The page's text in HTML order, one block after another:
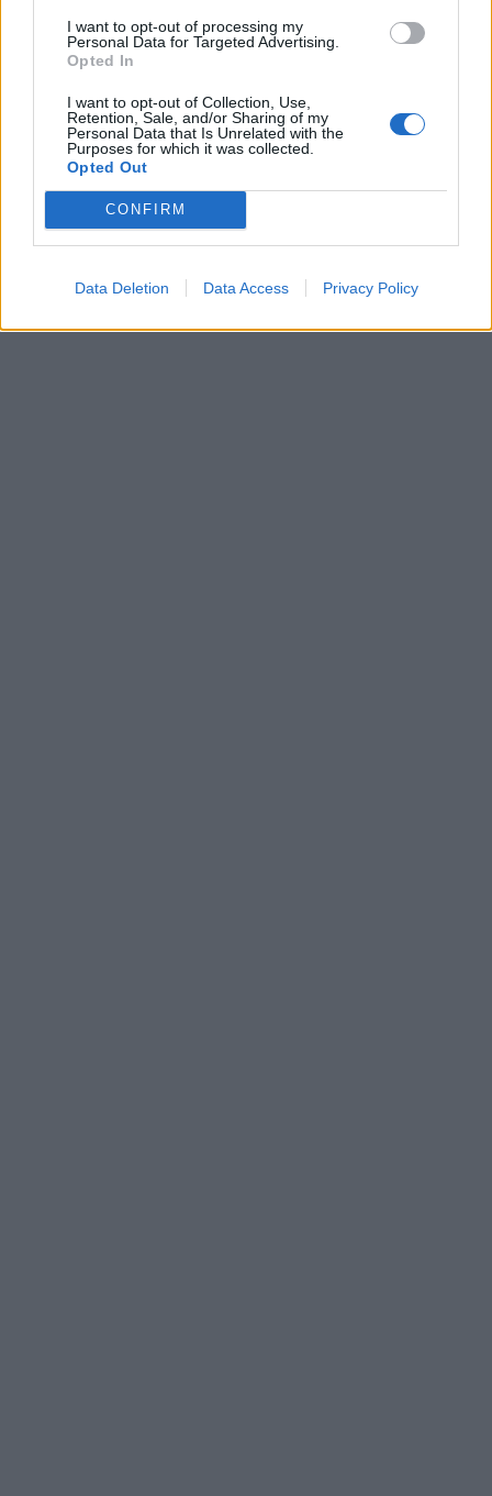
I want to opt-out of processing my
Personal Data for Targeted Advertising.
Opted In
I want to opt-out of Collection, Use,
Retention, Sale, and/or Sharing of my
Personal Data that Is Unrelated with the
Purposes for which it was collected.
Opted Out
CONFIRM
Data Deletion Data Access Privacy Policy